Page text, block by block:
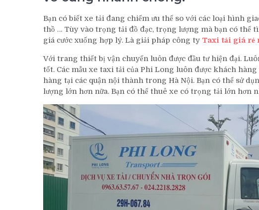
Bạn có biết xe tải đang chiếm ưu thế so với các loại hình
thồ … Tùy vào trọng tải đồ đạc, trọng lượng mà bạn có thể
giá cước xuống hợp lý. Là giải pháp công ty Taxi tải giá rẻ
Với trang thiết bị vận chuyển luôn được đầu tư hiện đại.
tốt. Các mẫu xe taxi tải của Phi Long luôn được khách
hàng tại các quận nội thành trong Hà Nội. Bạn có thể sử
lượng lớn hơn nữa. Bạn có thể thuê xe có trọng tải lớn hơn